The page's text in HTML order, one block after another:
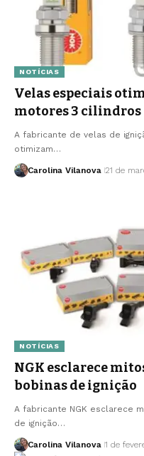
NOTÍCIAS
Velas especiais
motores 3 cilindros
A fabricante de velas de
otimizam…
Carolina Vilanova 21 de
NOTÍCIAS
NGK esclarece
bobinas de ignição
A fabricante NGK esclarece
de ignição…
Carolina Vilanova 1 de